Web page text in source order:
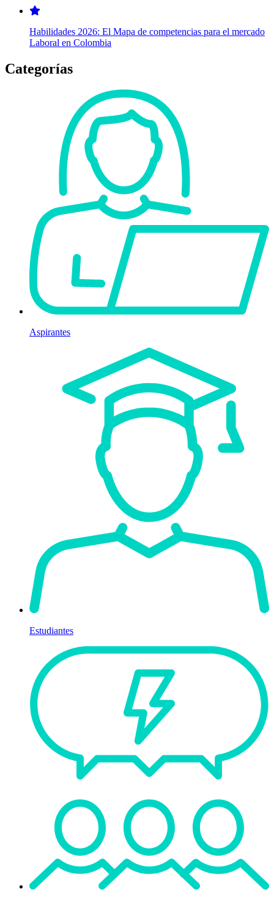
Habilidades 2026: El Mapa de competencias para el mercado
Laboral en Colombia
Categorías
Aspirantes
Estudiantes